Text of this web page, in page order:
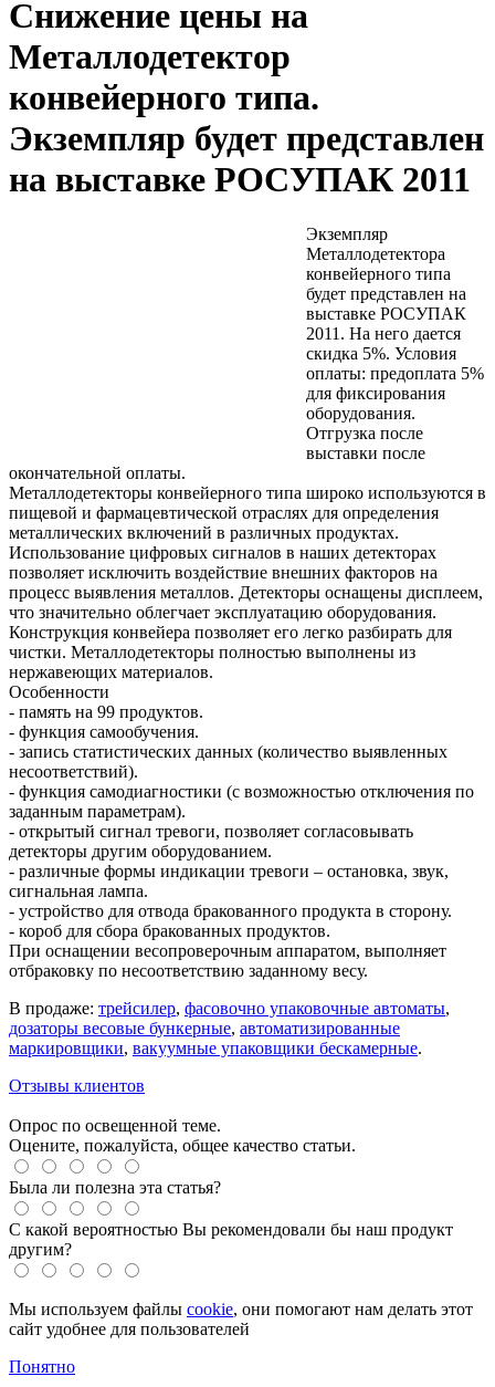
Снижение цены на
Металлодетектор
конвейерного типа.
Экземпляр будет представлен
на выставке РОСУПАК 2011
Экземпляр
Металлодетектора
конвейерного типа
будет представлен на
выставке РОСУПАК
2011. На него дается
скидка 5%. Условия
оплаты: предоплата 5%
для фиксирования
оборудования.
Отгрузка после
выставки после
окончательной оплаты.
Металлодетекторы конвейерного типа широко используются в
пищевой и фармацевтической отраслях для определения
металлических включений в различных продуктах.
Использование цифровых сигналов в наших детекторах
позволяет исключить воздействие внешних факторов на
процесс выявления металлов. Детекторы оснащены дисплеем,
что значительно облегчает эксплуатацию оборудования.
Конструкция конвейера позволяет его легко разбирать для
чистки. Металлодетекторы полностью выполнены из
нержавеющих материалов.
Особенности
- память на 99 продуктов.
- функция самообучения.
- запись статистических данных (количество выявленных
несоответствий).
- функция самодиагностики (с возможностью отключения по
заданным параметрам).
- открытый сигнал тревоги, позволяет согласовывать
детекторы другим оборудованием.
- различные формы индикации тревоги – остановка, звук,
сигнальная лампа.
- устройство для отвода бракованного продукта в сторону.
- короб для сбора бракованных продуктов.
При оснащении весопроверочным аппаратом, выполняет
отбраковку по несоответствию заданному весу.
В продаже: трейсилер, фасовочно упаковочные автоматы,
дозаторы весовые бункерные, автоматизированные
маркировщики, вакуумные упаковщики бескамерные.
Отзывы клиентов
Опрос по освещенной теме.
Оцените, пожалуйста, общее качество статьи.
Была ли полезна эта статья?
С какой вероятностью Вы рекомендовали бы наш продукт
другим?
Мы используем файлы cookie, они помогают нам делать этот
сайт удобнее для пользователей
Понятно